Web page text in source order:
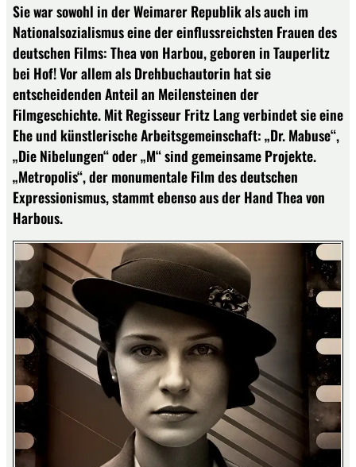
Sie war sowohl in der Weimarer Republik als auch im
Nationalsozialismus eine der einflussreichsten Frauen des
deutschen Films: Thea von Harbou, geboren in Tauperlitz
bei Hof! Vor allem als Drehbuchautorin hat sie
entscheidenden Anteil an Meilensteinen der
Filmgeschichte. Mit Regisseur Fritz Lang verbindet sie eine
Ehe und künstlerische Arbeitsgemeinschaft: „Dr. Mabuse“,
„Die Nibelungen“ oder „M“ sind gemeinsame Projekte.
„Metropolis“, der monumentale Film des deutschen
Expressionismus, stammt ebenso aus der Hand Thea von
Harbous.